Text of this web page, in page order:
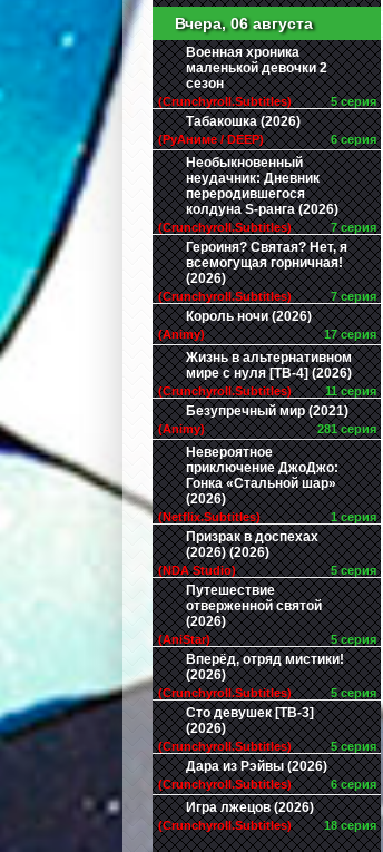
Вчера, 06 августа
Военная хроника
маленькой девочки 2
сезон
(Crunchyroll.Subtitles) 5 серия
Табакошка (2026)
(РуАниме / DEEP) 6 серия
Необыкновенный
неудачник: Дневник
переродившегося
колдуна S-ранга (2026)
(Crunchyroll.Subtitles) 7 серия
Героиня? Святая? Нет, я
всемогущая горничная!
(2026)
(Crunchyroll.Subtitles) 7 серия
Король ночи (2026)
(Animy) 17 серия
Жизнь в альтернативном
мире с нуля [ТВ-4] (2026)
(Crunchyroll.Subtitles) 11 серия
Безупречный мир (2021)
(Animy) 281 серия
Невероятное
приключение ДжоДжо:
Гонка «Стальной шар»
(2026)
(Netflix.Subtitles) 1 серия
Призрак в доспехах
(2026) (2026)
(NDA Studio) 5 серия
Путешествие
отверженной святой
(2026)
(AniStar) 5 серия
Вперёд, отряд мистики!
(2026)
(Crunchyroll.Subtitles) 5 серия
Сто девушек [ТВ-3]
(2026)
(Crunchyroll.Subtitles) 5 серия
Дара из Рэйвы (2026)
(Crunchyroll.Subtitles) 6 серия
Игра лжецов (2026)
(Crunchyroll.Subtitles) 18 серия